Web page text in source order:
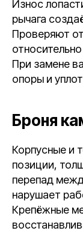
Износ
рычага
Проверяют
При замене
опоры и
Броня
Корпусные и
позиции,
перепад
нарушает
Крепёжные